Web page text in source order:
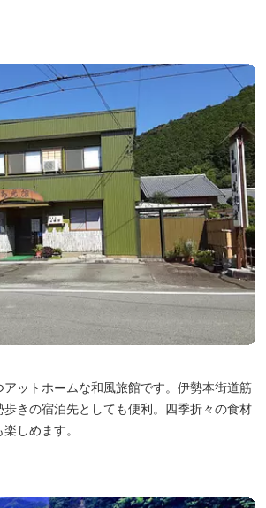
ットホームな和風旅館です。伊勢本街道筋
きの宿泊先としても便利。四季折々の食材
しめます。